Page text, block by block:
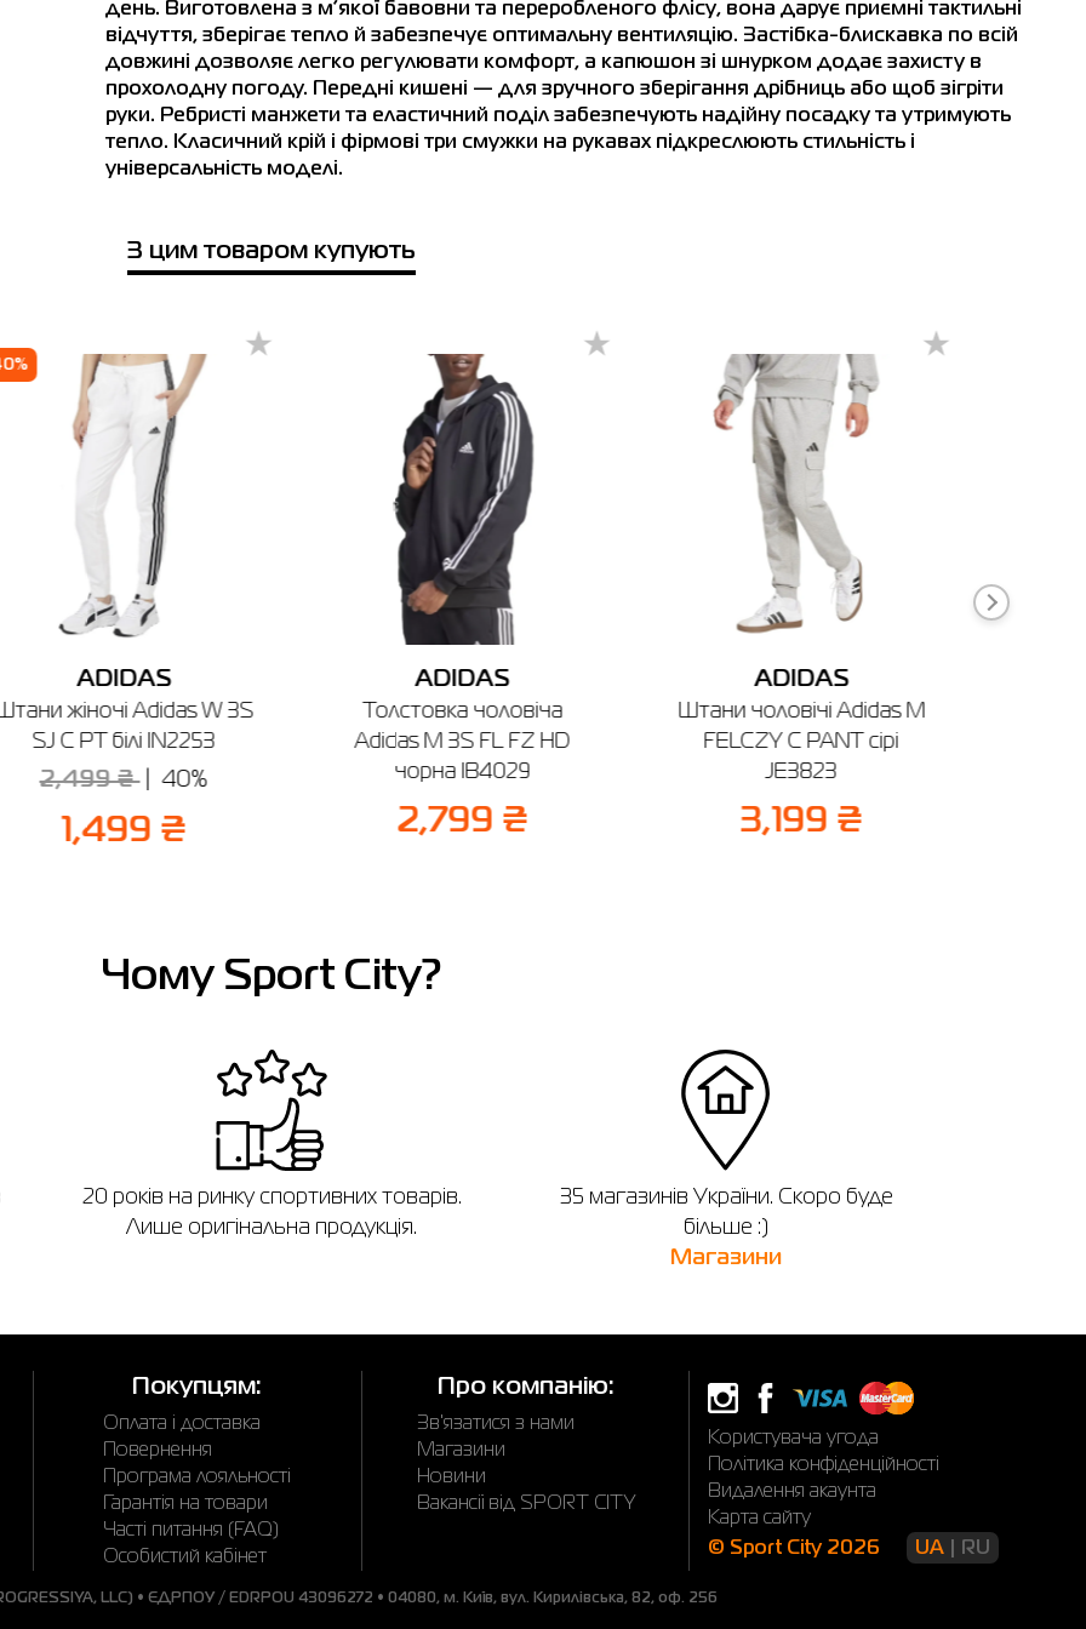
Приміряти онлайн
Одеса Полтава Чернігів
Берковецька 6Д (1-й поверх)
10.00 - 22.00
Ім'я
Телефонний номер
день. Виготовлена з м’якої бавовни та переробленого флісу, вона дарує приємні тактильні
відчуття, зберігає тепло й забезпечує оптимальну вентиляцію. Застібка-блискавка по всій
довжині дозволяє легко регулювати комфорт, а капюшон зі шнурком додає захисту в
прохолодну погоду. Передні кишені — для зручного зберігання дрібниць або щоб зігріти
руки. Ребристі манжети та еластичний поділ забезпечують надійну посадку та утримують
тепло. Класичний крій і фірмові три смужки на рукавах підкреслюють стильність і
універсальність моделі.
З цим товаром купують
ADIDAS
Штани жіночі Adidas W 3S
SJ C PT білі IN2253
2,499 ₴ 40%
1,499 ₴
ADIDAS
Толстовка чоловіча
Adidas M 3S FL FZ HD
чорна IB4029
2,799 ₴
ADIDAS
Штани чоловічі Adidas M
FELCZY C PANT сірі
JE3823
3,199 ₴
Чому Sport City?
20 років на ринку спортивних товарів.
Лише оригінальна продукція.
35 магазинів України. Скоро буде
більше :)
Магазини
Покупцям:
Оплата і доставка
Повернення
Програма лояльності
Гарантія на товари
Часті питання (FAQ)
Особистий кабінет
Про компанію:
Зв'язатися з нами
Магазини
Новини
Вакансії від SPORT CITY
Користувача угода
Політика конфіденційності
Видалення акаунта
Карта сайту
© Sport City 2026
UA RU
LLC) • ЄДРПОУ / EDRPOU 43096272 • 04080, м. Київ, вул. Кирилівська, 82, оф. 256